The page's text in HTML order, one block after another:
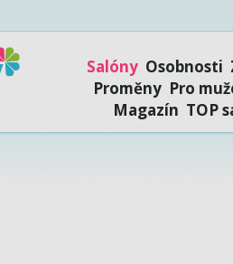
Salóny Osobnosti
Proměny Pro
Magazín TOP